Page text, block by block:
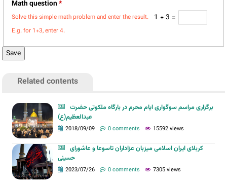
Math question*
1 + 3 =
Solve this simple math problem and enter the result.
E.g. for 1+3, enter 4.
Related contents
برگزاری مراسم سوگواری ایام محرم در بارگاه ملکوتی حضرت
عبدالعظیم(ع)
2018/09/09 0 comments 15592 views
کربلای ایران اسلامی میزبان عزاداران تاسوعا و عاشورای
حسینی
2023/07/26 0 comments 7305 views